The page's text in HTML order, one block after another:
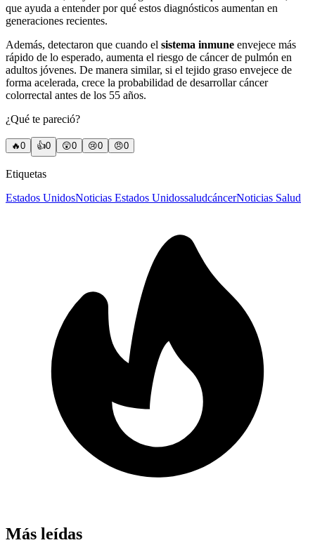
que ayuda a entender por qué estos diagnósticos aumentan en
generaciones recientes.
Además, detectaron que cuando el sistema inmune envejece más
rápido de lo esperado, aumenta el riesgo de cáncer de pulmón en
adultos jóvenes. De manera similar, si el tejido graso envejece de
forma acelerada, crece la probabilidad de desarrollar cáncer
colorrectal antes de los 55 años.
¿Qué te pareció?
🔥0 👍0 😲0 😢0 😠0
Etiquetas
Estados UnidosNoticias Estados UnidossaludcáncerNoticias Salud
Más leídas